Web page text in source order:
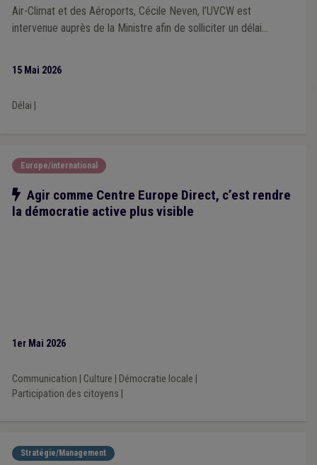
Air-Climat et des Aéroports, Cécile Neven, l’UVCW est
intervenue auprès de la Ministre afin de solliciter un délai
15 Mai 2026
Délai
Europe/international
Notre action
Agir comme Centre Europe Direct, c’est rendre
la démocratie active plus visible
1er Mai 2026
Communication Culture Démocratie locale
Participation des citoyens
Stratégie/Management